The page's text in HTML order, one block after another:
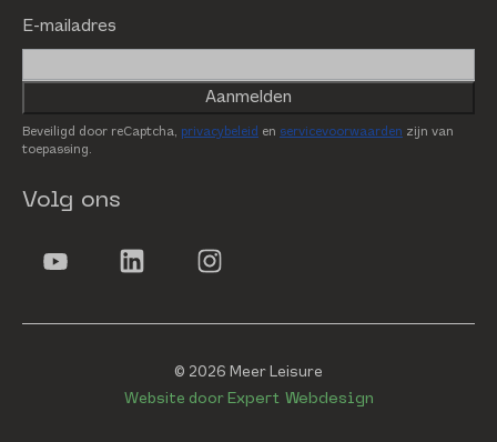
E-mailadres
Aanmelden
Beveiligd door reCaptcha, privacybeleid en servicevoorwaarden zijn van
toepassing.
Volg ons
© 2026 Meer Leisure
Website door Expert Webdesign